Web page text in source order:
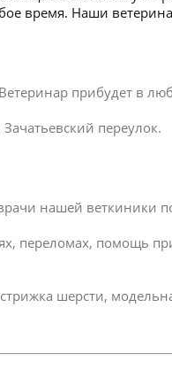
время. Наши
прибудет в
переулок.
нашей веткиники
переломах, помощь
шерсти,